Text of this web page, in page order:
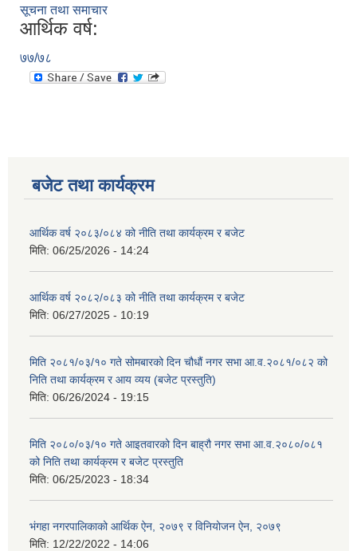
सूचना तथा समाचार
आर्थिक वर्ष:
७७/७८
बजेट तथा कार्यक्रम
आर्थिक वर्ष २०८३/०८४ को नीति तथा कार्यक्रम र बजेट
मिति: 06/25/2026 - 14:24
आर्थिक वर्ष २०८२/०८३ को नीति तथा कार्यक्रम र बजेट
मिति: 06/27/2025 - 10:19
मिति २०८१/०३/१० गते सोमबारको दिन चौधौं नगर सभा आ.व.२०८१/०८२ को
निति तथा कार्यक्रम र आय व्यय (बजेट प्रस्तुति)
मिति: 06/26/2024 - 19:15
मिति २०८०/०३/१० गते आइतवारको दिन बाह्रौ नगर सभा आ.व.२०८०/०८१
को निति तथा कार्यक्रम र बजेट प्रस्तुति
मिति: 06/25/2023 - 18:34
भंगहा नगरपालिकाको आर्थिक ऐन, २०७९ र विनियोजन ऐन, २०७९
मिति: 12/22/2022 - 14:06